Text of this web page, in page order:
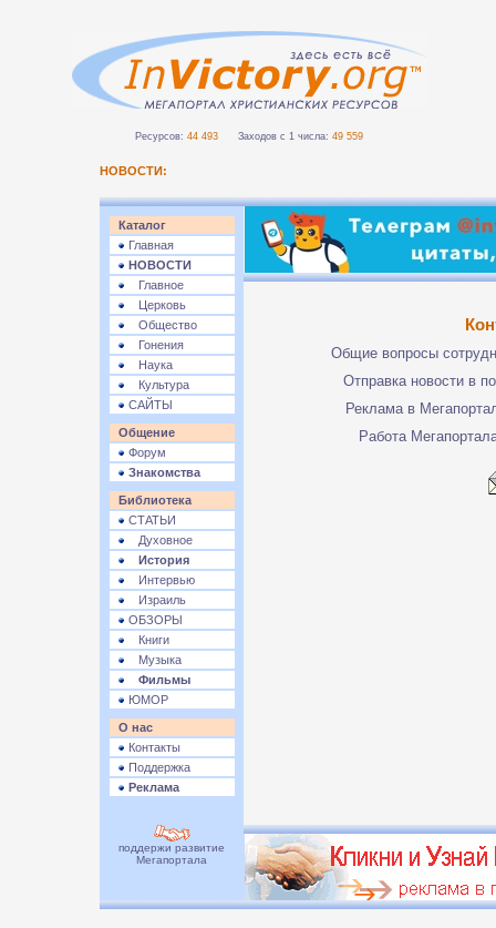
Ресурсов: 44 493 Заходов с 1 числа: 49 559
НОВОСТИ:
Каталог
Главная
НОВОСТИ
Главное
Церковь
Общество
Гонения
Наука
Культура
САЙТЫ
Общение
Форум
Знакомства
Библиотека
СТАТЬИ
Духовное
История
Интервью
Израиль
ОБЗОРЫ
Книги
Музыка
Фильмы
ЮМОР
О нас
Контакты
Поддержка
Реклама
Общие вопросы
Отправка новости в
Реклама в
Работа
поддержи развитие
Мегапортала